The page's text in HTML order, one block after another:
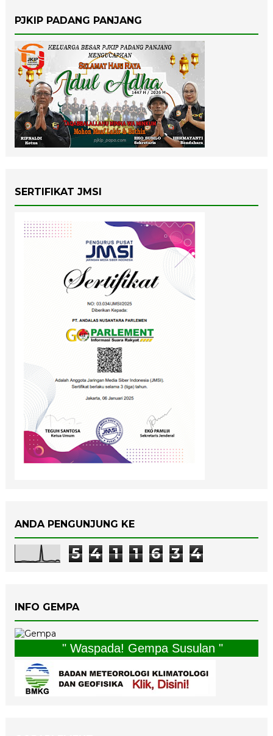
PJKIP PADANG PANJANG
SERTIFIKAT JMSI
ANDA PENGUNJUNG KE
5 4 1 1 6 3 4
INFO GEMPA
" Waspada! Gempa Susulan "